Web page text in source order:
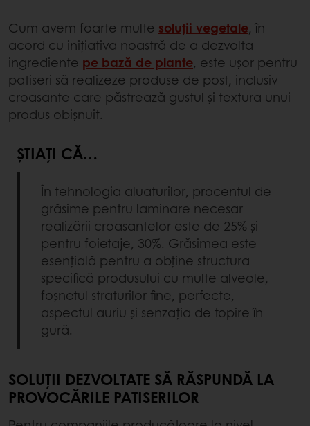
Cum avem foarte multe soluții vegetale, în
acord cu inițiativa noastră de a dezvolta
ingrediente pe bază de plante, este ușor pentru
patiseri să realizeze produse de post, inclusiv
croasante care păstrează gustul și textura unui
produs obișnuit.
ȘTIAȚI CĂ…
În tehnologia aluaturilor, procentul de
grăsime pentru laminare necesar
realizării croasantelor este de 25% și
pentru foietaje, 30%. Grăsimea este
esențială pentru a obține structura
specifică produsului cu multe alveole,
foșnetul straturilor fine, perfecte,
aspectul auriu și senzația de topire în
gură.
SOLUȚII DEZVOLTATE SĂ RĂSPUNDĂ LA
PROVOCĂRILE PATISERILOR